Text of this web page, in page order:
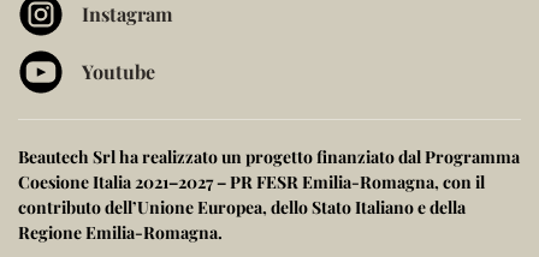
Instagram
Youtube
Beautech Srl ha realizzato un progetto finanziato dalProgramma
Coesione Italia 2021–2027 – PR FESR Emilia-Romagna, con il
contributo dell’Unione Europea, delloStato Italianoe della
Regione Emilia-Romagna.